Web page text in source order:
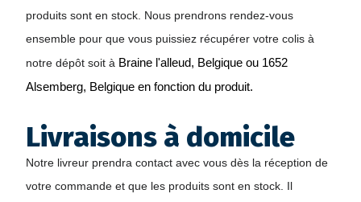
produits sont en stock. Nous prendrons rendez-vous
ensemble pour que vous puissiez récupérer votre colis à
notre dépôt soit à Braine l'alleud, Belgique ou 1652
Alsemberg, Belgique en fonction du produit.
Livraisons à domicile
Notre livreur prendra contact avec vous dès la réception de
votre commande et que les produits sont en stock. Il